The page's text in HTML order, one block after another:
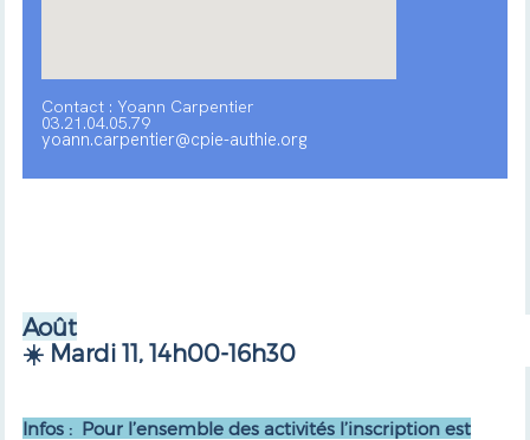
Contact : Yoann Carpentier
03.21.04.05.79
yoann.carpentier@cpie-authie.org
Août
☀️ Mardi 11, 14h00-16h30
Infos : Pour l’ensemble des activités l’inscription est